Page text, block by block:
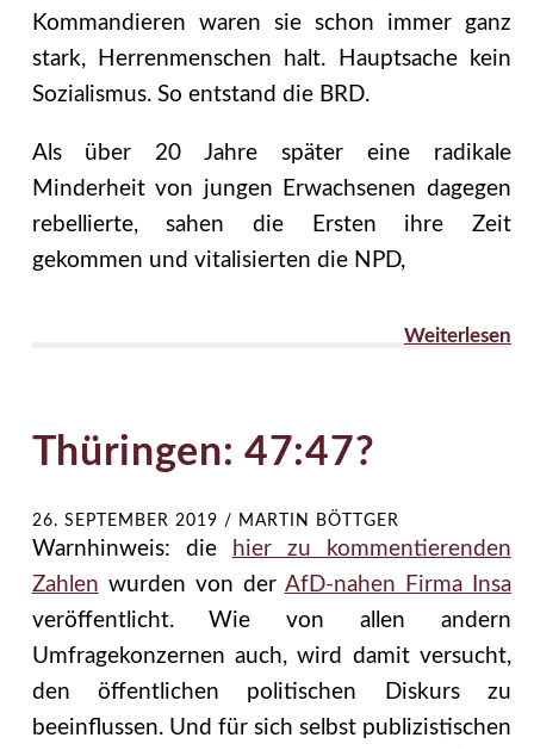
Kommandieren waren sie schon immer ganz
stark, Herrenmenschen halt. Hauptsache kein
Sozialismus. So entstand die BRD.
Als über 20 Jahre später eine radikale
Minderheit von jungen Erwachsenen dagegen
rebellierte, sahen die Ersten ihre Zeit
gekommen und vitalisierten die NPD,
Weiterlesen
Thüringen: 47:47?
26. SEPTEMBER 2019 / MARTIN BÖTTGER
Warnhinweis: die
hier zu kommentierenden
Zahlen wurden von der AfD-nahen Firma Insa
veröffentlicht. Wie von allen andern
Umfragekonzernen auch, wird damit versucht,
den öffentlichen politischen Diskurs zu
beeinflussen. Und für sich selbst publizistischen